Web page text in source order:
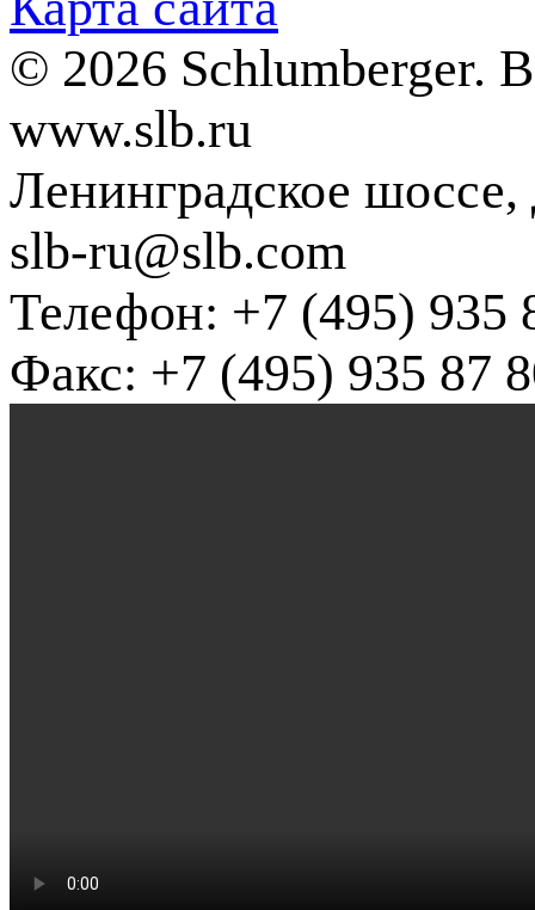
© 2026 Schlumberger.
www.slb.ru
Ленинградское
slb-ru@slb.com
Телефон: +7 (495) 935
Факс: +7 (495) 935 87